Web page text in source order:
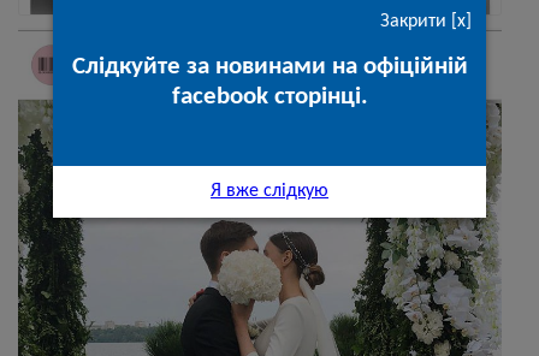
Закрити [x]
Слідкуйте за новинами на офіційній
facebook сторінці.
Я вже слідкую